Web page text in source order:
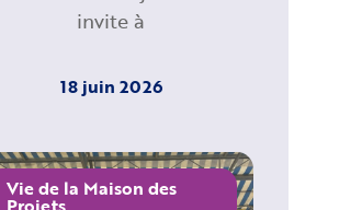
invite à
18 juin 2026
Vie de la Maison des